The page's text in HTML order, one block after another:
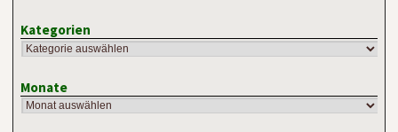
Kategorien
Monate